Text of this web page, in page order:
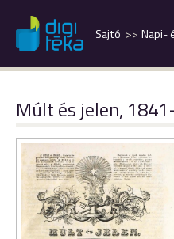
Napi-
Sajtó
Múlt és jelen,